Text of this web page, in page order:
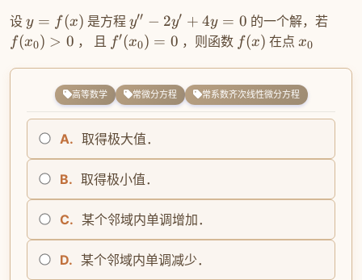
设 y = f(x) 是方程 y′′ − 2y′ + 4y = 0 的一个解，若
f(x0) > 0 ， 且 f′(x0) = 0 ，则函数 f(x) 在点 x0
高等数学 常微分方程 常系数齐次线性微分方程
A. 取得极大值．
B. 取得极小值．
C. 某个邻域内单调增加．
D. 某个邻域内单调减少．